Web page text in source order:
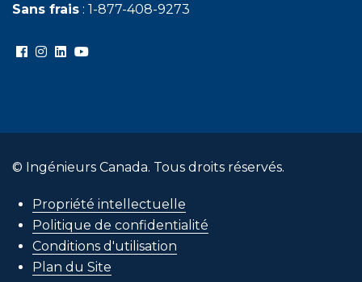
Sans frais : 1-877-408-9273
© Ingénieurs Canada. Tous droits réservés.
Propriété intellectuelle
Politique de confidentialité
Conditions d'utilisation
Plan du Site